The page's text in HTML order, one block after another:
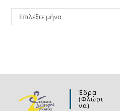
Ιστορικό
Επιλέξτε μήνα
Έδρα
(Φλώρι
Να)